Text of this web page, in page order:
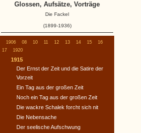
1906 08 10 11 12 13 14 15
16
17
1920
1915
Der Ernst der Zeit und die Satire der
Vorzeit
Ein Tag aus der großen Zeit
Noch ein Tag aus der großen Zeit
Die wackre Schalek forcht sich nit
Die Nebensache
Der seelische Aufschwung
Glossen, Aufsätze, Vorträge
Die Fackel
(1899-1936)